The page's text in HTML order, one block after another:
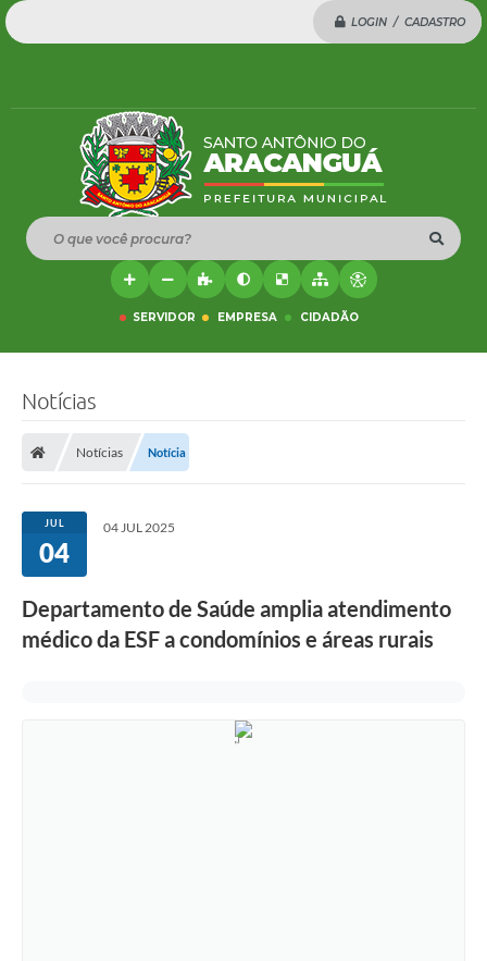
LOGIN / CADASTRO
O que você procura?
SERVIDOR EMPRESA CIDADÃO
Notícias
Notícias Notícia
JUL
04
04 JUL 2025
Departamento de Saúde amplia atendimento
médico da ESF a condomínios e áreas rurais